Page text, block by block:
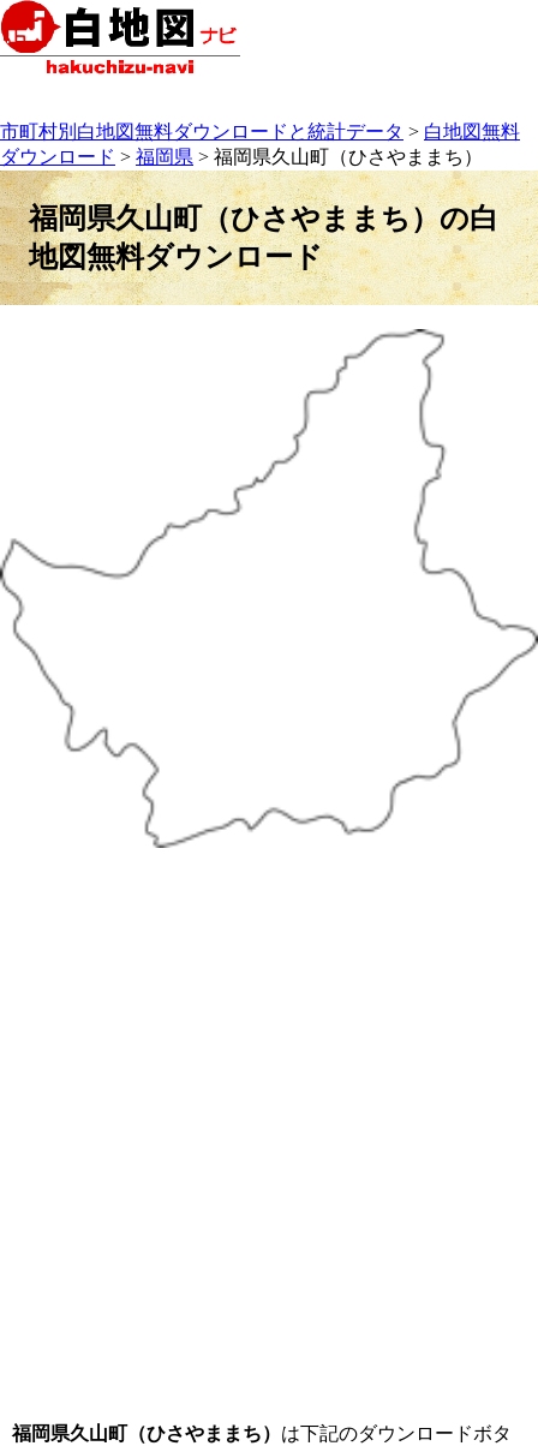
市町村別白地図無料ダウンロードと統計データ > 白地図無料
ダウンロード > 福岡県 > 福岡県久山町（ひさやままち）
福岡県久山町（ひさやままち）の白
地図無料ダウンロード
福岡県久山町（ひさやままち） は下記のダウンロードボタ